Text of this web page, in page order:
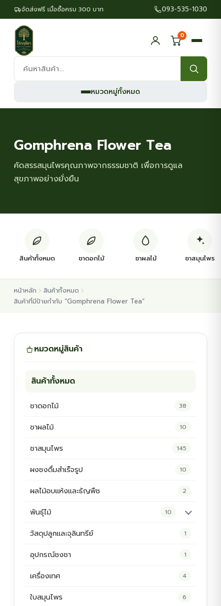
จัดส่งฟรี เมื่อซื้อครบ 300 บาท 093-535-1030
ค้นหา
สินค้า:
0
หมวดหมู่ทั้งหมด
ต้นพันธุ์สมุนไพร
ต้นพันธุ์ไม้ป่า
ไม้ดอกไม้ประดับ
Gomphrena Flower Tea
คัดสรรสมุนไพรคุณภาพจากธรรมชาติ เพื่อการดูแล
สุขภาพอย่างยั่งยืน
สินค้าทั้งหมด ชาดอกไม้ ชาผลไม้ ชาสมุนไพร
หน้าหลัก
สินค้าทั้งหมด
สินค้าที่มีป้ายกำกับ “Gomphrena Flower Tea”
หมวดหมู่สินค้า
สินค้าทั้งหมด
ชาดอกไม้ 38
ชาผลไม้ 10
ชาสมุนไพร 145
ผงชงดื่มสำเร็จรูป 10
ผลไม้อบแห้งและธัญพืช 2
พันธุ์ไม้ 10
ต้นพันธุ์สมุนไพร 5
วัสดุปลูกและจุลินทรีย์ 1
อุปกรณ์ชงชา 1
เครื่องเทศ 4
ใบสมุนไพร 6